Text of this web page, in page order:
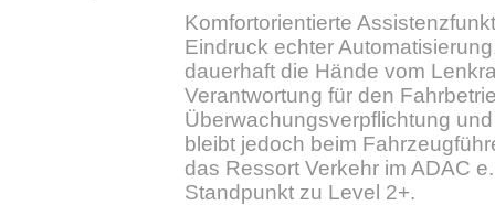
Komfortorientierte
Eindruck echter
dauerhaft die Hände vom
Verantwortung für den
Überwachungsverpflichtung
bleibt jedoch beim
das Ressort Verkehr im ADAC
Standpunkt zu Level 2+.